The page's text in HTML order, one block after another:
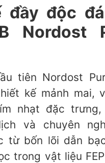
đầy độc
Nordost
tiên Nordost
kế mảnh mai,
nhạt đặc
và chuyên
từ bốn lõi dẫn
trong vật liệu